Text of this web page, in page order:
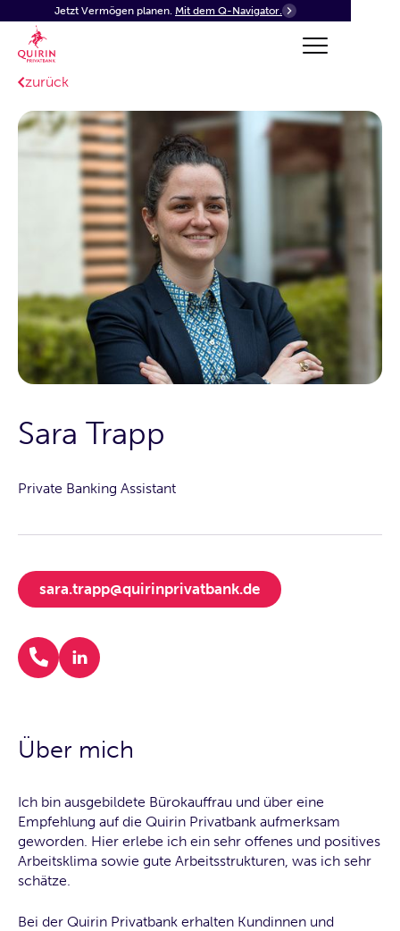
Jetzt Vermögen planen. Mit dem Q-Navigator.
zurück
Sara Trapp
Private Banking Assistant
sara.trapp@quirinprivatbank.de
Über mich
Ich bin ausgebildete Bürokauffrau und über eine
Empfehlung auf die Quirin Privatbank aufmerksam
geworden. Hier erlebe ich ein sehr offenes und positives
Arbeitsklima sowie gute Arbeitsstrukturen, was ich sehr
schätze.
Bei der Quirin Privatbank erhalten Kundinnen und